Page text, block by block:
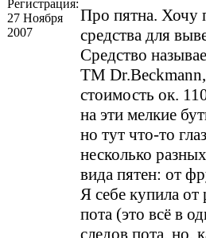
Регистрация:
27 Ноября
2007
Про пятна. Хочу
средства для
Средство
ТМ
стоимость ок.
на эти мелкие
но тут что-то
несколько
вида пятен: от
Я себе купила
пота (это всё в
следов пота, но,